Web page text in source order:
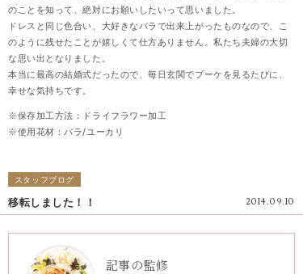
のことを知って、絶対にお願いしたいって思いました。
ドレスと同じ色合い、大好きなバラで出来上がったものなので、こ
のように残せたことが嬉しくて仕方ありません。私たち夫婦の大切
な思い出となりました。
本当に最高の結婚式だったので、毎日玄関でブーケを見るたびに、
幸せな気持ちです。
※保存加工方法：ドライフラワー加工
※使用花材：バラ/ユーカリ
スタッフブログ
2014.09.10
移転しました！！
記事の監修